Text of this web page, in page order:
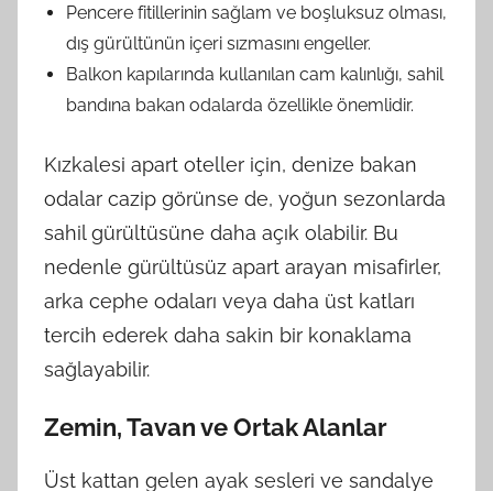
Pencere fitillerinin sağlam ve boşluksuz olması,
dış gürültünün içeri sızmasını engeller.
Balkon kapılarında kullanılan cam kalınlığı, sahil
bandına bakan odalarda özellikle önemlidir.
Kızkalesi apart oteller için, denize bakan
odalar cazip görünse de, yoğun sezonlarda
sahil gürültüsüne daha açık olabilir. Bu
nedenle gürültüsüz apart arayan misafirler,
arka cephe odaları veya daha üst katları
tercih ederek daha sakin bir konaklama
sağlayabilir.
Zemin, Tavan ve Ortak Alanlar
Üst kattan gelen ayak sesleri ve sandalye